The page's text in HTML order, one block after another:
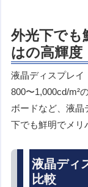
外光下でも
はの高輝度
液晶ディスプレイ
800〜1,000cd/m²
ボードなど、液晶
下でも鮮明でメリ
液晶ディ
比較